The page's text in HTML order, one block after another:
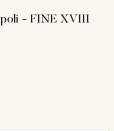
- FINE XVIII